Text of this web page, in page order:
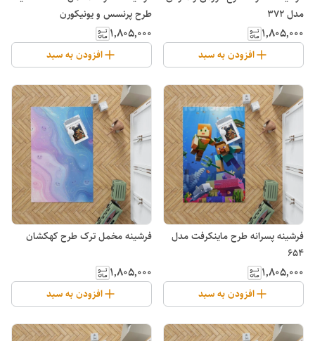
مدل ۳۷۲
۱٬۸۰۵٬۰۰۰
افزودن به سبد
طرح پرنسس و یونیکورن
۱٬۸۰۵٬۰۰۰
افزودن به سبد
فرشینه پسرانه طرح ماینکرفت مدل
۶۵۴
۱٬۸۰۵٬۰۰۰
افزودن به سبد
فرشینه مخمل ترک طرح کهکشان
۱٬۸۰۵٬۰۰۰
افزودن به سبد